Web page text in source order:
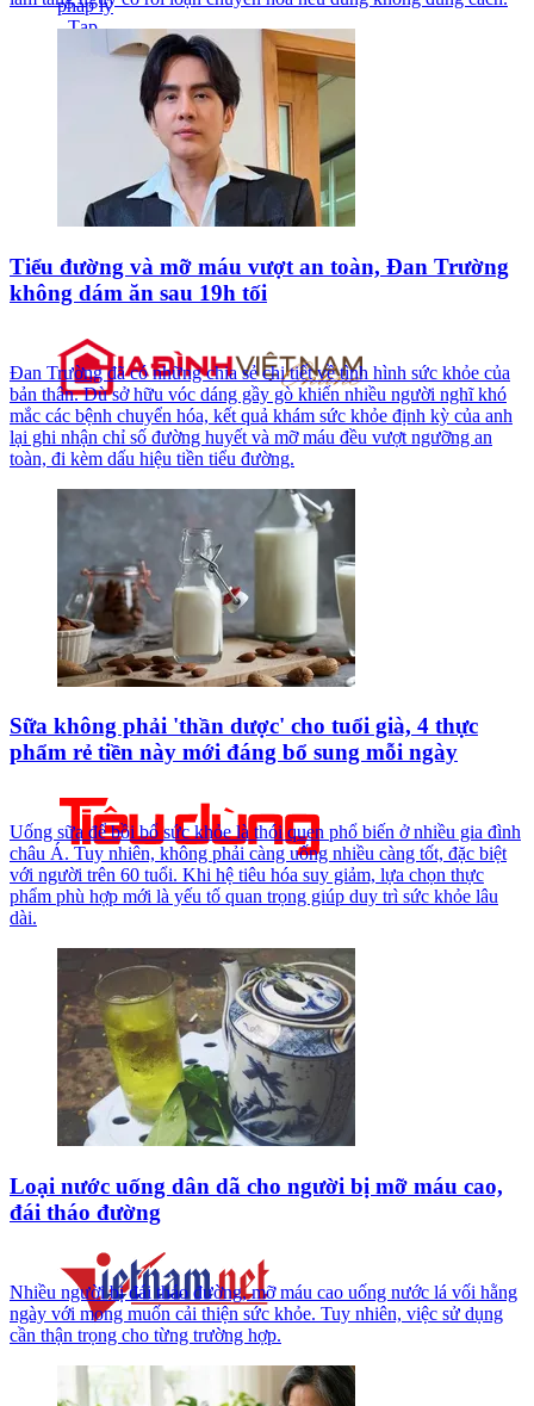
Tiểu đường và mỡ máu vượt an toàn, Đan Trường
không dám ăn sau 19h tối
Đan Trường đã có những chia sẻ chi tiết về tình hình sức khỏe của
bản thân. Dù sở hữu vóc dáng gầy gò khiến nhiều người nghĩ khó
mắc các bệnh chuyển hóa, kết quả khám sức khỏe định kỳ của anh
lại ghi nhận chỉ số đường huyết và mỡ máu đều vượt ngưỡng an
toàn, đi kèm dấu hiệu tiền tiểu đường.
Sữa không phải 'thần dược' cho tuổi già, 4 thực
phẩm rẻ tiền này mới đáng bổ sung mỗi ngày
Uống sữa để bồi bổ sức khỏe là thói quen phổ biến ở nhiều gia đình
châu Á. Tuy nhiên, không phải càng uống nhiều càng tốt, đặc biệt
với người trên 60 tuổi. Khi hệ tiêu hóa suy giảm, lựa chọn thực
phẩm phù hợp mới là yếu tố quan trọng giúp duy trì sức khỏe lâu
dài.
Loại nước uống dân dã cho người bị mỡ máu cao,
đái tháo đường
Nhiều người bị đái tháo đường, mỡ máu cao uống nước lá vối hằng
ngày với mong muốn cải thiện sức khỏe. Tuy nhiên, việc sử dụng
cần thận trọng cho từng trường hợp.